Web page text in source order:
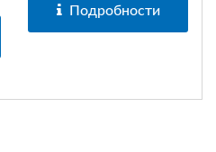
Подробности